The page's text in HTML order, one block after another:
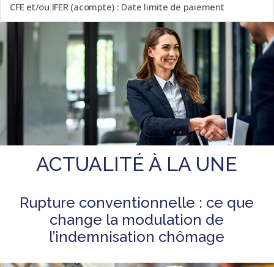
CFE et/ou IFER (acompte) : Date limite de paiement
ACTUALITÉ À LA UNE
Rupture conventionnelle : ce que
change la modulation de
l’indemnisation chômage